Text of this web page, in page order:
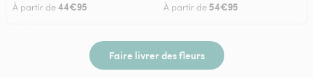
À partir de44€95 À partir de 54€95
Faire livrer des fleurs